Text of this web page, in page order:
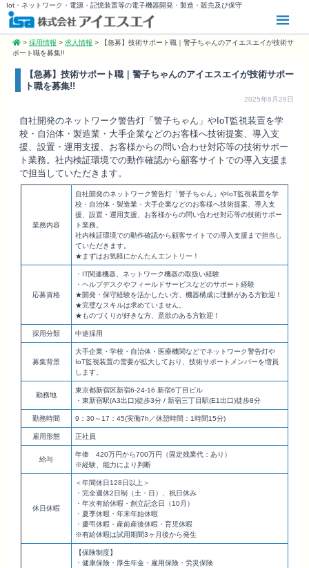
Iot・ネットワーク・電源・記憶装置等の電子機器開発・製造・販売及び保守
> 採用情報 > 求人情報 >
【急募】技術サポート職｜警子ちゃんのアイエスエイが技術サ
ポート職を募集!!
【急募】技術サポート職｜警子ちゃんのアイエスエイが技術サポー
ト職を募集!!
2025年8月29日
自社開発のネットワーク警告灯「警子ちゃん」やIoT監視装置を学
校・自治体・製造業・大手企業などのお客様へ技術提案、導入支
援、設置・運用支援、お客様からの問い合わせ対応等の技術サポー
ト業務。社内検証環境での動作確認から顧客サイトでの導入支援ま
で担当していただきます。
業務内容
自社開発のネットワーク警告灯「警子ちゃん」やIoT監視装置を学
校・自治体・製造業・大手企業などのお客様へ技術提案、導入支
援、設置・運用支援、お客様からの問い合わせ対応等の技術サポー
ト業務。
社内検証環境での動作確認から顧客サイトでの導入支援まで担当し
ていただきます。
★まずはお気軽にかんたんエントリー！
応募資格
・IT関連機器、ネットワーク機器の取扱い経験
・ヘルプデスクやフィールドサービスなどのサポート経験
★開発・保守経験を活かしたい方、機器構成に理解がある方歓迎！
★完璧なスキルは求めていません。
★ものづくりが好きな方、意欲のある方歓迎！
採用分類 中途採用
募集背景
大手企業・学校・自治体・医療機関などでネットワーク警告灯や
IoT監視装置の需要が拡大しており、技術サポートメンバーを増員
します。
勤務地
東京都新宿区新宿6-24-16 新宿6丁目ビル
・東新宿駅(A3出口)徒歩3分 / 新宿三丁目駅(E1出口)徒歩8分
勤務時間 9：30～17：45(実働7h／休憩時間：1時間15分)
雇用形態 正社員
給与
年俸 420万円から700万円（固定残業代：あり）
※経験、能力により判断
休日休暇
＜年間休日128日以上＞
・完全週休2日制（土・日）、祝日休み
・年次有給休暇・創立記念日（10月）
・夏季休暇・年末年始休暇
・慶弔休暇・産前産後休暇・育児休暇
※有給休暇は試用期間3ヶ月後から発生
【保険制度】
・健康保険・厚生年金・雇用保険・労災保険